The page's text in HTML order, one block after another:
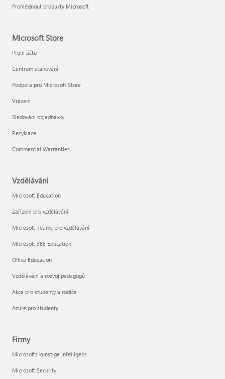
Prohlédnout produkty Microsoft
Microsoft Store
Profil účtu
Centrum stahování
Podpora pro Microsoft Store
Vrácení
Sledování objednávky
Recyklace
Commercial Warranties
Vzdělávání
Microsoft Education
Zařízení pro vzdělávání
Microsoft Teams pro vzdělávání
Microsoft 365 Education
Office Education
Vzdělávání a rozvoj pedagogů
Akce pro studenty a rodiče
Azure pro studenty
Firmy
Microsofts kunstige intelligens
Microsoft Security